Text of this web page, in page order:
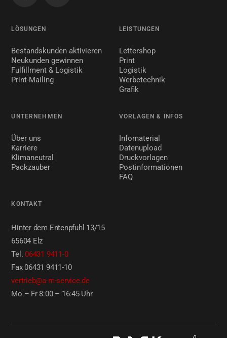
LÖSUNGEN
Bestandskunden aktivieren
Neukunden gewinnen
Fulfillment & Logistik
Print-Mailing
LEISTUNGEN
Lettershop
Print
Logistik
Werbetechnik
Grafik
UNTERNEHMEN
Über uns
Karriere
Klimaneutral
Packzauber
VORLAGEN & INFOS
Infomaterial
Datenupload
Druckvorlagen
Postinformationen
FAQ
KONTAKT
Hinter dem Entenpfuhl 13/15
65604 Elz
Tel.06431 9411-0
Fax 06431 9411-10
vertrieb@a-m-service.de
Mo – Fr 8:00 – 16:45 Uhr